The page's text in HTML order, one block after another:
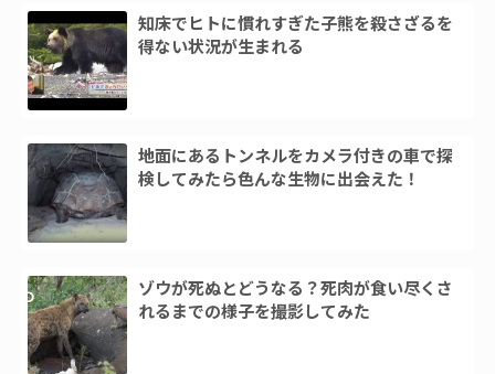
知床でヒトに慣れすぎた子熊を殺さざるを
得ない状況が生まれる
地面にあるトンネルをカメラ付きの車で探
検してみたら色んな生物に出会えた！
ゾウが死ぬとどうなる？死肉が食い尽くさ
れるまでの様子を撮影してみた